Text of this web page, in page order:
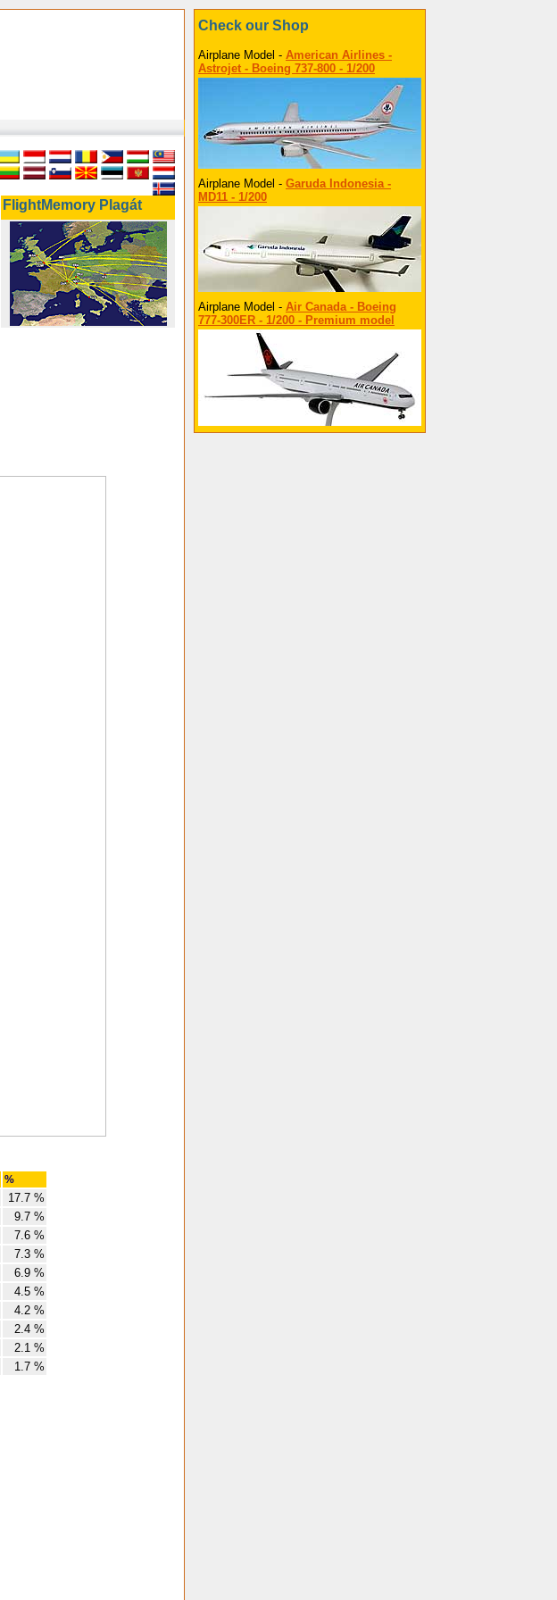
FlightMemory Plagát
%
17.7 %
9.7 %
7.6 %
7.3 %
6.9 %
4.5 %
4.2 %
2.4 %
2.1 %
1.7 %
Check our Shop
Airplane Model - American Airlines -
Astrojet - Boeing 737-800 - 1/200
Airplane Model - Garuda Indonesia -
MD11 - 1/200
Airplane Model - Air Canada - Boeing
777-300ER - 1/200 - Premium model